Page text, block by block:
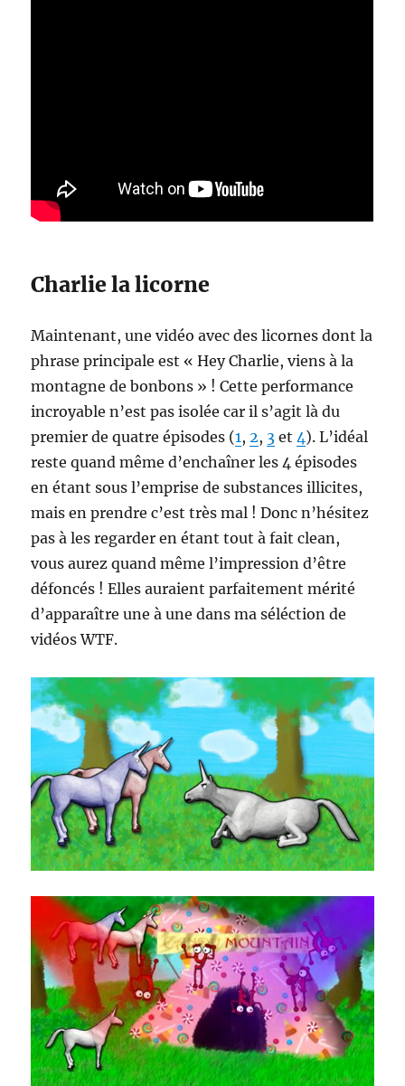
Charlie la licorne
Maintenant, une vidéo avec des licornes dont la
phrase principale est « Hey Charlie, viens à la
montagne de bonbons » ! Cette performance
incroyable n’est pas isolée car il s’agit là du
premier de quatre épisodes (1,2, 3 et4). L’idéal
reste quand même d’enchaîner les 4 épisodes
en étant sous l’emprise de substances illicites,
mais en prendre c’est très mal ! Donc n’hésitez
pas à les regarder en étant tout à fait clean,
vous aurez quand même l’impression d’être
défoncés ! Elles auraient parfaitement mérité
d’apparaître une à une dans ma séléction de
vidéos WTF.